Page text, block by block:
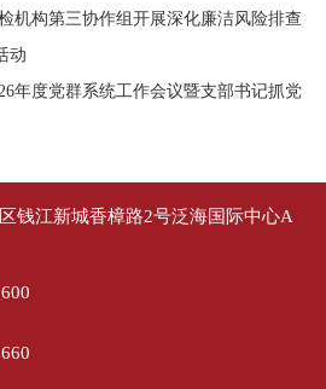
机构第三协作组开展深化廉洁风险排查
动
年度党群系统工作会议暨支部书记抓党
钱江新城香樟路2号泛海国际中心A